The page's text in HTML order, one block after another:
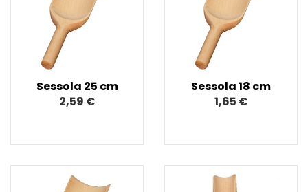
Sessola 25 cm
2,59 €
Sessola 18 cm
1,65 €